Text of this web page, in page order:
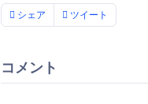
シェア ツイート
コメント